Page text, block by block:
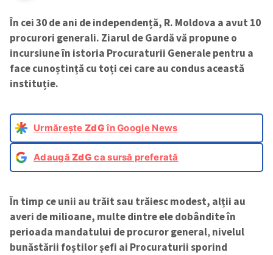
În cei 30 de ani de independență, R. Moldova a avut 10
procurori generali. Ziarul de Gardă vă propune o
incursiune în istoria Procuraturii Generale pentru a
face cunoștință cu toți cei care au condus această
instituție.
Urmărește ZdGîn Google News
AdaugăZdG ca sursă preferată
În timp ce unii au trăit sau trăiesc modest, alții au
averi de milioane, multe dintre ele dobândite în
perioada mandatului de procuror general, nivelul
bunăstării foștilor șefi ai Procuraturii sporind